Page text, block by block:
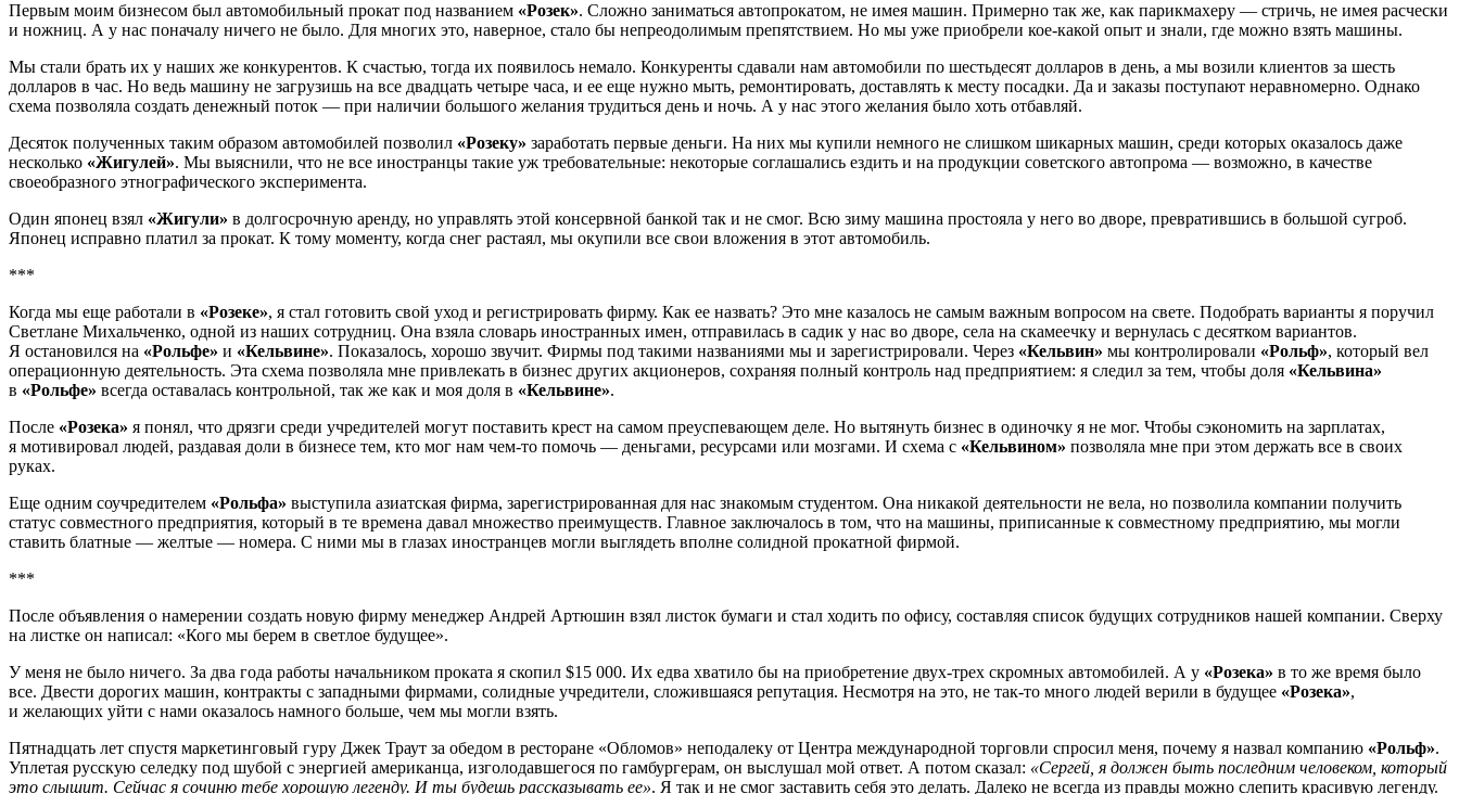
Первым моим бизнесом был автомобильный прокат под названием «Розек». Сложно заниматься автопрокатом, не имея машин. Примерно так же, как парикмахеру — стричь, не имея расчески
и ножниц. А у нас поначалу ничего не было. Для многих это, наверное, стало бы непреодолимым препятствием. Но мы уже приобрели кое-какой опыт и знали, где можно взять машины.
Мы стали брать их у наших же конкурентов. К счастью, тогда их появилось немало. Конкуренты сдавали нам автомобили по шестьдесят долларов в день, а мы возили клиентов за шесть
долларов в час. Но ведь машину не загрузишь на все двадцать четыре часа, и ее еще нужно мыть, ремонтировать, доставлять к месту посадки. Да и заказы поступают неравномерно. Однако
схема позволяла создать денежный поток — при наличии большого желания трудиться день и ночь. А у нас этого желания было хоть отбавляй.
Десяток полученных таким образом автомобилей позволил «Розеку» заработать первые деньги. На них мы купили немного не слишком шикарных машин, среди которых оказалось даже
несколько «Жигулей». Мы выяснили, что не все иностранцы такие уж требовательные: некоторые соглашались ездить и на продукции советского автопрома — возможно, в качестве
своеобразного этнографического эксперимента.
Один японец взял «Жигули» в долгосрочную аренду, но управлять этой консервной банкой так и не смог. Всю зиму машина простояла у него во дворе, превратившись в большой сугроб.
Японец исправно платил за прокат. К тому моменту, когда снег растаял, мы окупили все свои вложения в этот автомобиль.
***
Когда мы еще работали в «Розеке», я стал готовить свой уход и регистрировать фирму. Как ее назвать? Это мне казалось не самым важным вопросом на свете. Подобрать варианты я поручил
Светлане Михальченко, одной из наших сотрудниц. Она взяла словарь иностранных имен, отправилась в садик у нас во дворе, села на скамеечку и вернулась с десятком вариантов.
Я остановился на «Рольфе» и «Кельвине». Показалось, хорошо звучит. Фирмы под такими названиями мы и зарегистрировали. Через «Кельвин» мы контролировали «Рольф», который вел
операционную деятельность. Эта схема позволяла мне привлекать в бизнес других акционеров, сохраняя полный контроль над предприятием: я следил за тем, чтобы доля «Кельвина»
в «Рольфе» всегда оставалась контрольной, так же как и моя доля в «Кельвине».
После «Розека» я понял, что дрязги среди учредителей могут поставить крест на самом преуспевающем деле. Но вытянуть бизнес в одиночку я не мог. Чтобы сэкономить на зарплатах,
я мотивировал людей, раздавая доли в бизнесе тем, кто мог нам чем-то помочь — деньгами, ресурсами или мозгами. И схема с «Кельвином» позволяла мне при этом держать все в своих
руках.
Еще одним соучредителем «Рольфа» выступила азиатская фирма, зарегистрированная для нас знакомым студентом. Она никакой деятельности не вела, но позволила компании получить
статус совместного предприятия, который в те времена давал множество преимуществ. Главное заключалось в том, что на машины, приписанные к совместному предприятию, мы могли
ставить блатные — желтые — номера. С ними мы в глазах иностранцев могли выглядеть вполне солидной прокатной фирмой.
***
После объявления о намерении создать новую фирму менеджер Андрей Артюшин взял листок бумаги и стал ходить по офису, составляя список будущих сотрудников нашей компании. Сверху
на листке он написал: «Кого мы берем в светлое будущее».
У меня не было ничего. За два года работы начальником проката я скопил $15 000. Их едва хватило бы на приобретение двух-трех скромных автомобилей. А у «Розека» в то же время было
все. Двести дорогих машин, контракты с западными фирмами, солидные учредители, сложившаяся репутация. Несмотря на это, не так-то много людей верили в будущее «Розека»,
и желающих уйти с нами оказалось намного больше, чем мы могли взять.
Пятнадцать лет спустя маркетинговый гуру Джек Траут за обедом в ресторане «Обломов» неподалеку от Центра международной торговли спросил меня, почему я назвал компанию «Рольф».
Уплетая русскую селедку под шубой с энергией американца, изголодавшегося по гамбургерам, он выслушал мой ответ. А потом сказал: «Сергей, я должен быть последним человеком, который
это слышит. Сейчас я сочиню тебе хорошую легенду. И ты будешь рассказывать ее». Я так и не смог заставить себя это делать. Далеко не всегда из правды можно слепить красивую легенду.